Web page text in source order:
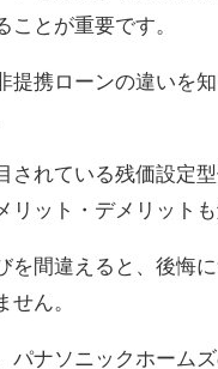
ことが重要です。
提携ローンの違いを
されている残価設定
リット・デメリットも
を間違えると、後悔
せん。
パナソニックホーム